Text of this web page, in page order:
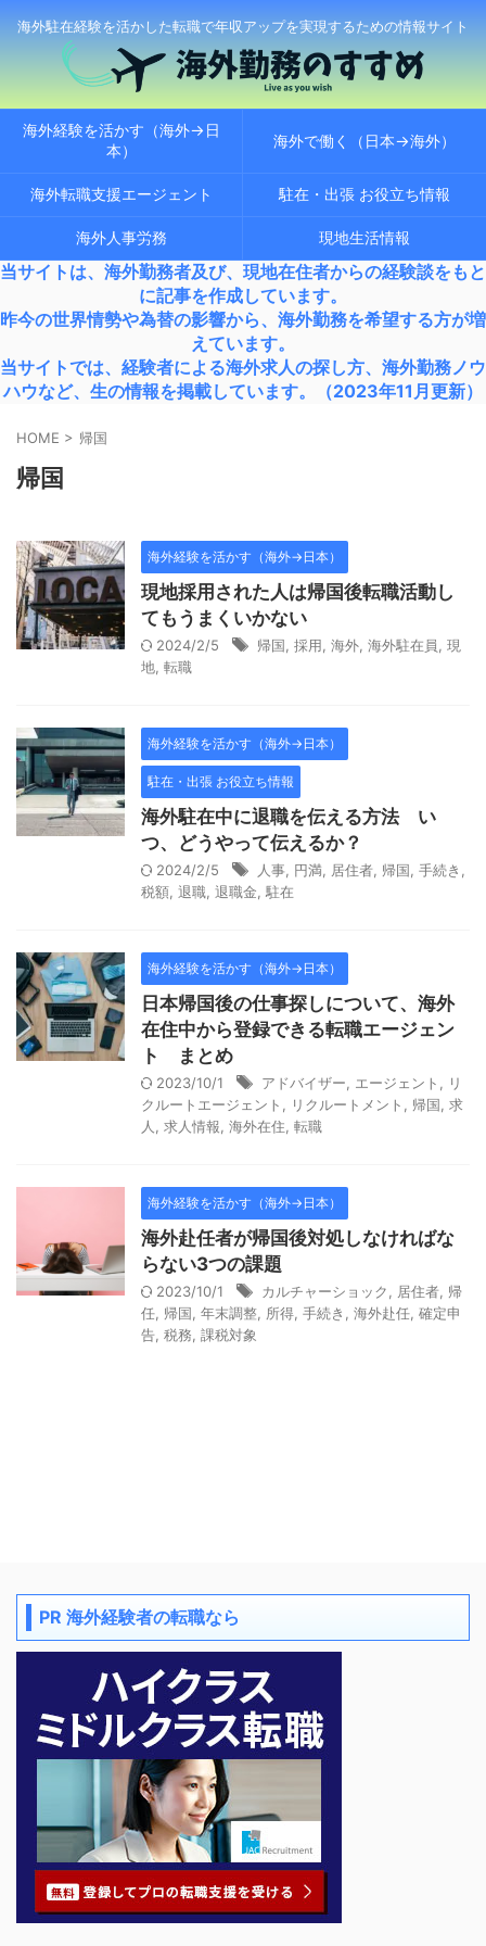
海外駐在経験を活かした転職で年収アップを実現するための情報サイト
海外経験を活かす（海外→日
本）
海外で働く（日本→海外）
海外転職支援エージェント 駐在・出張 お役立ち情報
海外人事労務 現地生活情報
当サイトは、海外勤務者及び、現地在住者からの経験談をもと
に記事を作成しています。
昨今の世界情勢や為替の影響から、海外勤務を希望する方が増
えています。
当サイトでは、経験者による海外求人の探し方、海外勤務ノウ
ハウなど、生の情報を掲載しています。（2023年11月更新）
HOME > 帰国
帰国
海外経験を活かす（海外→日本）
現地採用された人は帰国後転職活動し
てもうまくいかない
2024/2/5 帰国 採用 海外 海外駐在員
現
地 転職
海外経験を活かす（海外→日本）
駐在・出張 お役立ち情報
海外駐在中に退職を伝える方法 い
つ、どうやって伝えるか？
2024/2/5 人事 円満 居住者 帰国 手続き
税額 退職 退職金 駐在
海外経験を活かす（海外→日本）
日本帰国後の仕事探しについて、海外
在住中から登録できる転職エージェン
ト まとめ
2023/10/1 アドバイザー エージェント
リ
クルートエージェント
リクルートメント 帰国 求
人
求人情報 海外在住 転職
海外経験を活かす（海外→日本）
海外赴任者が帰国後対処しなければな
らない3つの課題
2023/10/1 カルチャーショック 居住者 帰
任 帰国 年末調整 所得 手続き 海外赴任 確定申
告 税務 課税対象
PR 海外経験者の転職なら